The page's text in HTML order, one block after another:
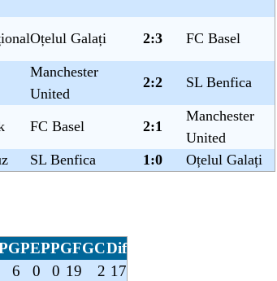
Oțelul Galați 2:3 FC Basel
Manchester
United
2:2 SL Benfica
FC Basel 2:1
Manchester
United
SL Benfica 1:0 Oțelul Galați
PEPPGFGCDif
6 0 0 19 2 17